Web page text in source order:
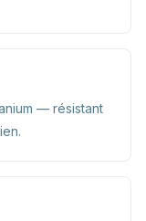
— résistant